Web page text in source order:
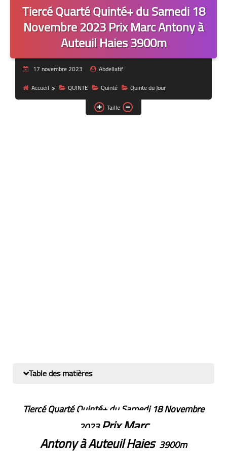
Tiercé Quarté Quinté+ du Samedi 18
Novembre 2023 Prix Marc Antony à
Auteuil Haies 3900m
17 novembre 2023
Abdellatif
Accueil
QUINTE Quinté
Quinte du Jour
Taille
Table des matières
Tiercé Quarté Quinté+ du Samedi 18 Novembre
2023Prix Marc
AntonyàAuteuilHaies 3900m